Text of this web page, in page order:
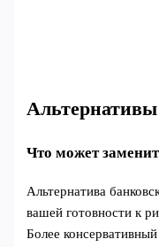
Альтернативы
Что может
Альтернатива
вашей готовности к
Более